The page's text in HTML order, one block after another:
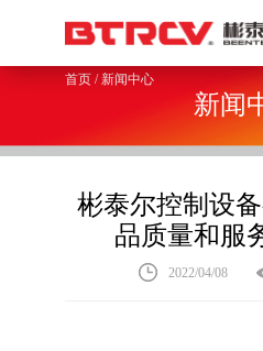
首页 /新闻中心
新闻
彬泰尔控制设
品质量和服
2022/04/08